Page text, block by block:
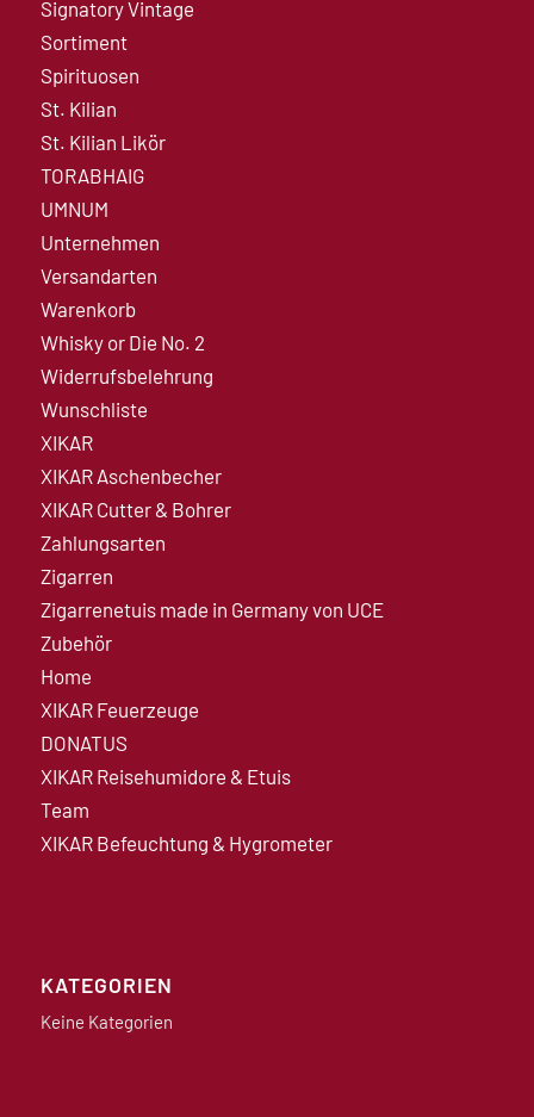
Signatory Vintage
Sortiment
Spirituosen
St. Kilian
St. Kilian Likör
TORABHAIG
UMNUM
Unternehmen
Versandarten
Warenkorb
Whisky or Die No. 2
Widerrufsbelehrung
Wunschliste
XIKAR
XIKAR Aschenbecher
XIKAR Cutter & Bohrer
Zahlungsarten
Zigarren
Zigarrenetuis made in Germany von UCE
Zubehör
Home
XIKAR Feuerzeuge
DONATUS
XIKAR Reisehumidore & Etuis
Team
XIKAR Befeuchtung & Hygrometer
KATEGORIEN
Keine Kategorien